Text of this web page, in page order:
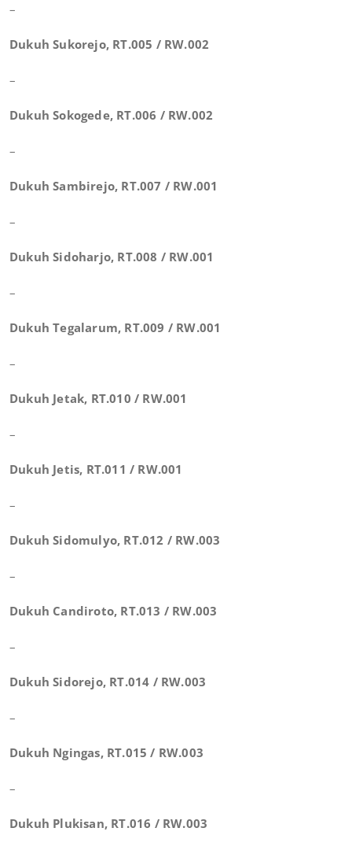
–
Dukuh Sukorejo, RT.005 / RW.002
–
Dukuh Sokogede, RT.006 / RW.002
–
Dukuh Sambirejo, RT.007 / RW.001
–
Dukuh Sidoharjo, RT.008 / RW.001
–
Dukuh Tegalarum, RT.009 / RW.001
–
Dukuh Jetak, RT.010 / RW.001
–
Dukuh Jetis, RT.011 / RW.001
–
Dukuh Sidomulyo, RT.012 / RW.003
–
Dukuh Candiroto, RT.013 / RW.003
–
Dukuh Sidorejo, RT.014 / RW.003
–
Dukuh Ngingas, RT.015 / RW.003
–
Dukuh Plukisan, RT.016 / RW.003